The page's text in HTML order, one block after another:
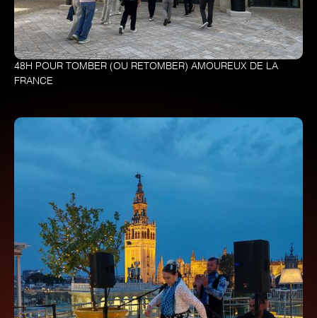
48H POUR TOMBER (OU RETOMBER) AMOUREUX DE LA
FRANCE